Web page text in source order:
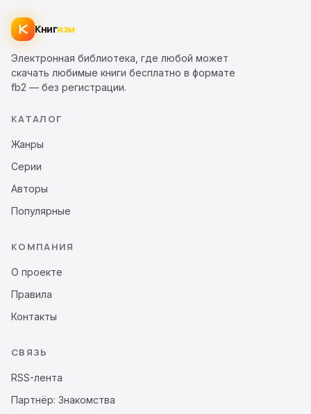
Книгизм
Электронная библиотека, где любой может
скачать любимые книги бесплатно в формате
fb2 — без регистрации.
КАТАЛОГ
Жанры
Серии
Авторы
Популярные
КОМПАНИЯ
О проекте
Правила
Контакты
СВЯЗЬ
RSS-лента
Партнёр: Знакомства